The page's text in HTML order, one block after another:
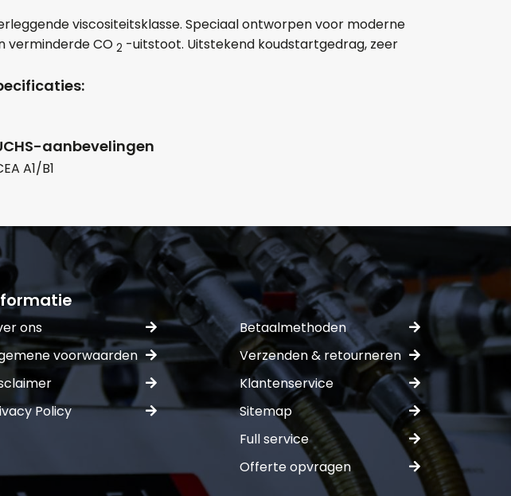
viscositeitsklasse. Speciaal ontworpen voor moderne
verminderde CO 2 -uitstoot. Uitstekend koudstartgedrag, zeer
aanbevelingen
A1/B1
Verstuur offerte
ons
voorwaarden
Policy
Betaalmethoden
Verzenden & retourneren
Klantenservice
Sitemap
Full service
Offerte opvragen